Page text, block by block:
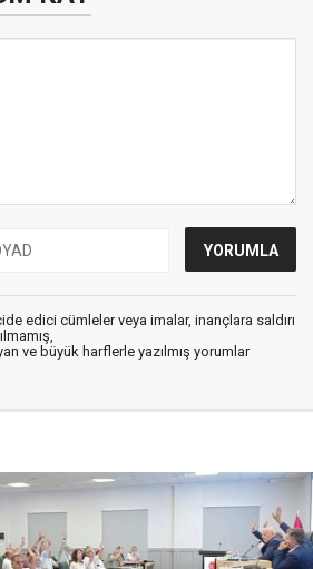
edici cümleler veya imalar, inançlara saldırı
ve büyük harflerle yazılmış yorumlar